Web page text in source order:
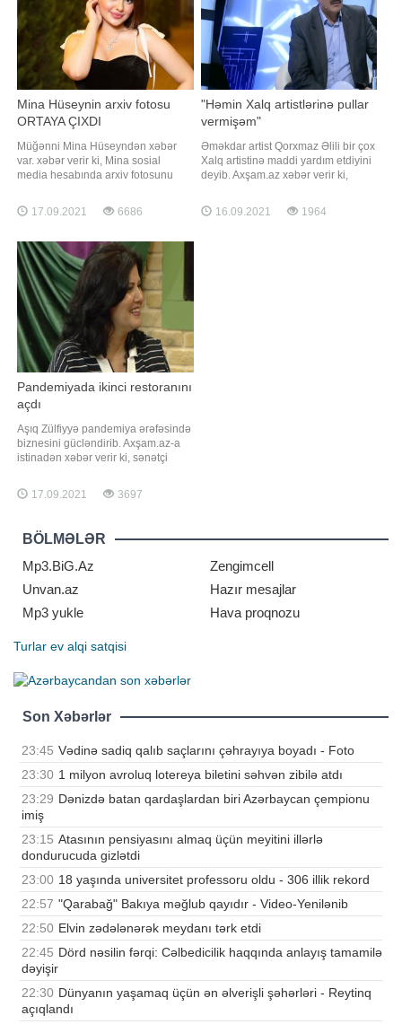
Mina Hüseynin arxiv fotosu
ORTAYA ÇIXDI
Müğənni Mina Hüseyndən xəbər
var. xəbər verir ki, Mina sosial
media hesabında arxiv fotosunu
izləyicilərin marağına səbəb olan
müğənni paylaşımı ilə xoş rəylər
17.09.2021 6686
"Həmin Xalq artistlərinə pullar
vermişəm"
Əməkdar artist Qorxmaz Əlili bir çox
Xalq artistinə maddi yardım etdiyini
deyib. Axşam.az xəbər verir ki,
maraqlı açıqlama verib. O bildirib ki,
bir çox sənət adamının hesabına
16.09.2021 1964
Pandemiyada ikinci restoranını
açdı
Aşıq Zülfiyyə pandemiya ərəfəsində
biznesini gücləndirib. Axşam.az-a
istinadən xəbər verir ki, sənətçi
restoran açmışdı. Bir neçə gün
əvvəl isə aşıq yenidən restoran
dostları da qatılıblar. Qeyd edək ki,
Zülfiyyə bundan əvvəl daha bir
restoranını
17.09.2021 3697
BÖLMƏLƏR
Mp3.BiG.Az
Zengimcell
Unvan.az
Hazır mesajlar
Mp3 yukle
Hava proqnozu
Turlar ev alqi satqisi
Son Xəbərlər
23:45 Vədinə sadiq qalıb saçlarını çəhrayıya boyadı - Foto
23:30 1 milyon avroluq lotereya biletini səhvən zibilə atdı
23:29 Dənizdə batan qardaşlardan biri Azərbaycan çempionu
imiş
23:15 Atasının pensiyasını almaq üçün meyitini illərlə
dondurucuda gizlətdi
23:00 18 yaşında universitet professoru oldu - 306 illik rekord
22:57 "Qarabağ" Bakıya məğlub qayıdır - Video-Yenilənib
22:50 Elvin zədələnərək meydanı tərk etdi
22:45 Dörd nəsilin fərqi: Cəlbedicilik haqqında anlayış tamamilə
dəyişir
22:30 Dünyanın yaşamaq üçün ən əlverişli şəhərləri - Reytinq
açıqlandı